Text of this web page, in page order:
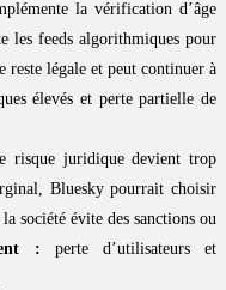
la vérification d’âge
les feeds algorithmiques pour
reste légale et peut continuer à
élevés et perte partielle de
risque juridique devient trop
Bluesky pourrait choisir
la société évite des sanctions ou
: perte d’utilisateurs et